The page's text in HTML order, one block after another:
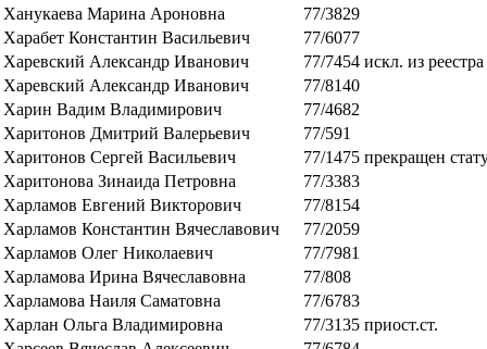
Ханукаева Марина Ароновна
77/3829
Харабет Константин Васильевич
77/6077
Харевский Александр Иванович
77/7454 искл. из реестра
Харевский Александр Иванович
77/8140
Харин Вадим Владимирович
77/4682
Харитонов Дмитрий Валерьевич
77/591
Харитонов Сергей Васильевич
77/1475 прекращен
Харитонова Зинаида Петровна
77/3383
Харламов Евгений Викторович
77/8154
Харламов Константин Вячеславович
77/2059
Харламов Олег Николаевич
77/7981
Харламова Ирина Вячеславовна
77/808
Харламова Наиля Саматовна
77/6783
Харлан Ольга Владимировна
77/3135 приост.ст.